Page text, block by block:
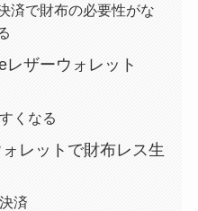
済で財布の必要性がな
ザーウォレット
くなる
レットで財布レス生
済